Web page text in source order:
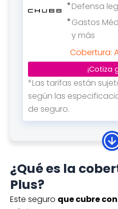
Defensa
Gastos
y más
Cobertura:
¡Cotiza
*Las tarifas están
según las
de seguro.
Cotiza hoy
$8,619*
Daños
¿Qué es la
Plus?
Este seguro que cubre